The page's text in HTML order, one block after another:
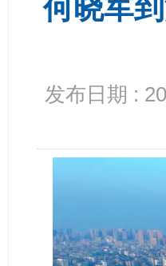
何晓军
发布日期 :